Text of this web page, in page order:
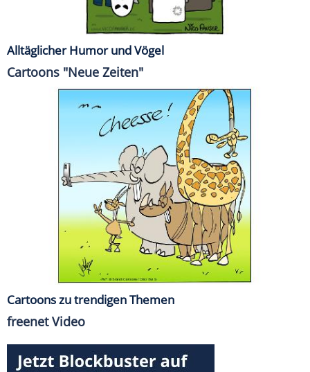
Alltäglicher Humor und Vögel
Cartoons "Neue Zeiten"
Cartoons zu trendigen Themen
freenet Video